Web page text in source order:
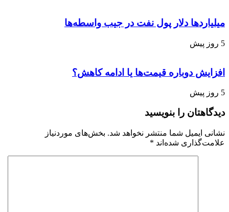
میلیاردها دلار پول نفت در جیب واسطه‌ها
5 روز پیش
افزایش دوباره قیمت‌ها یا ادامه کاهش؟
5 روز پیش
دیدگاهتان را بنویسید
نشانی ایمیل شما منتشر نخواهد شد. بخش‌های موردنیاز
علامت‌گذاری شده‌اند *